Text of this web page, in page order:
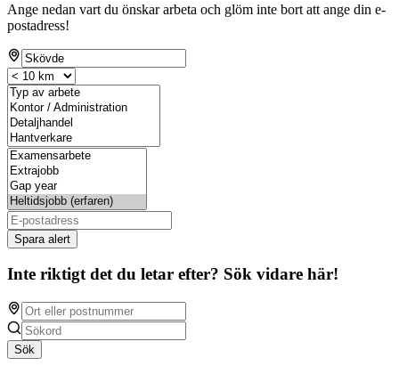
Ange nedan vart du önskar arbeta och glöm inte bort att ange din e-
postadress!
Spara alert
Inte riktigt det du letar efter? Sök vidare här!
Sök